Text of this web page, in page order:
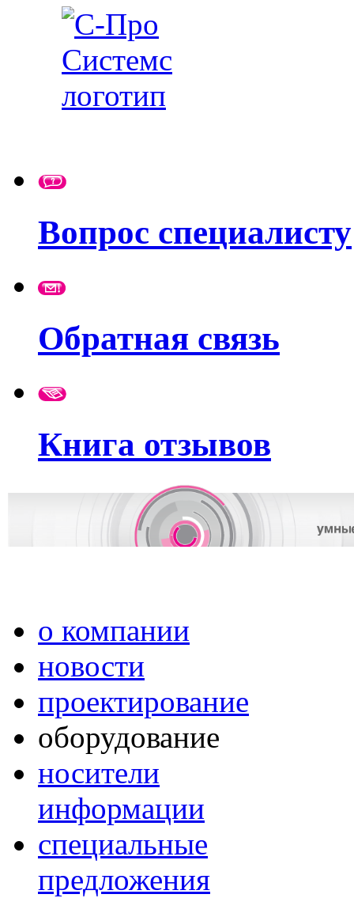
Вопрос специалисту
Обратная связь
Книга отзывов
о компании
новости
проектирование
оборудование
носители
информации
специальные
предложения